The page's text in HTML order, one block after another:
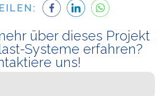
über dieses Projekt
Systeme erfahren?
uns!